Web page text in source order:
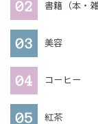
書籍（本・雑
美容
コーヒー
紅茶